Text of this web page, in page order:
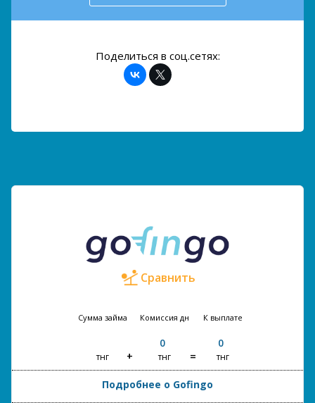
Поделиться в соц.сетях:
Сравнить
Сумма займа
тнг
Комиссия дн
0
тнг
К выплате
0
тнг
Подробнее о Gofingo